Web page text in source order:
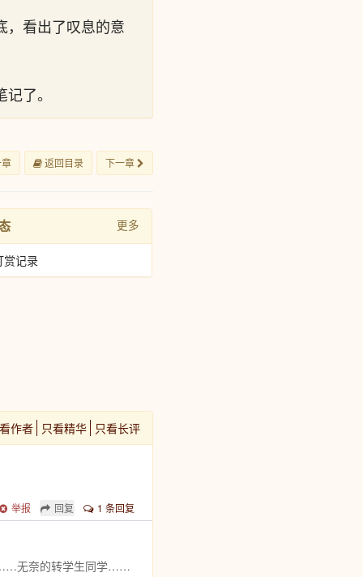
，看出了叹息的意
了。
返回目录 下一章
更多
赏记录
作者 只看精华 只看长评
1 条回复
回复
举报
无奈的转学生同学……